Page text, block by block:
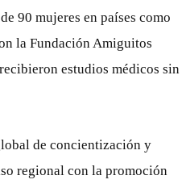
90 mujeres en países como
la Fundación Amiguitos
estudios médicos sin
de concientización y
regional con la promoción